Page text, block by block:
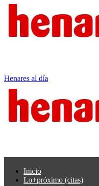
Henares al día
Inicio
Lo+próximo (citas)